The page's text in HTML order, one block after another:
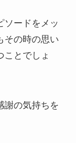
ソードをメッ
その時の思い
ことでしょ
謝の気持ちを